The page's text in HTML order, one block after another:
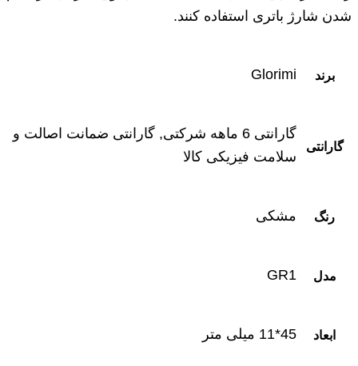
شدن شارژ باتری استفاده کنند.
برند Glorimi
گارانتی
گارانتی 6 ماهه شرکتی, گارانتی ضمانت اصالت و
سلامت فیزیکی کالا
رنگ مشکی
مدل GR1
ابعاد 45*11 میلی متر